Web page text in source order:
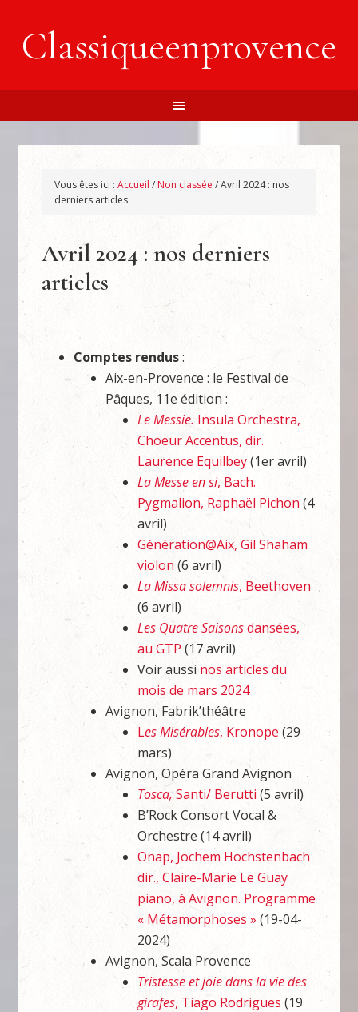
Classiqueenprovence
Vous êtes ici :Accueil / Non classée /Avril 2024 : nos
derniers articles
Avril 2024 : nos derniers
articles
Comptes rendus:
Aix-en-Provence : le Festival de
Pâques, 11e édition :
Le Messie. Insula Orchestra,
Choeur Accentus, dir.
Laurence Equilbey(1er avril)
La Messe en si, Bach.
Pygmalion, Raphaël Pichon (4
avril)
Génération@Aix, Gil Shaham
violon (6 avril)
La Missa solemnis, Beethoven
(6 avril)
Les Quatre Saisonsdansées,
au GTP (17 avril)
Voir aussi nos articles du
mois de mars 2024
Avignon, Fabrik’théâtre
Les Misérables, Kronope (29
mars)
Avignon, Opéra Grand Avignon
Tosca,Santi/ Berutti(5 avril)
B’Rock Consort Vocal &
Orchestre (14 avril)
Onap, Jochem Hochstenbach
dir., Claire-Marie Le Guay
piano, à Avignon. Programme
« Métamorphoses » (19-04-
2024)
Avignon, Scala Provence
Tristesse et joie dans la vie des
girafes, Tiago Rodrigues (19